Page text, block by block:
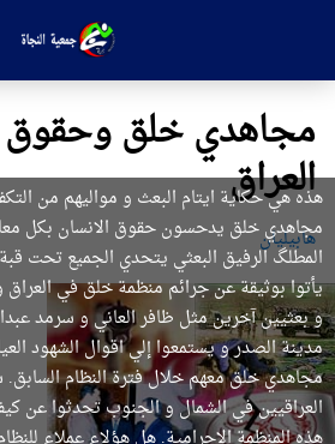
مجاهدي خلق وحقوق
العراق
هابیلیان
هذه هي حكاية ايتام البعث و مواليهم من
مجاهدي خلق يدحسون حقوق الانسان بكل
المطلگ الرفيق البعثي يتحدي الجميع تحت
يأتوا بوثيقة عن جرائم منظمة خلق في
و بعثيين آخرين مثل ظافر العاني و سرمد
مدينة الصدر و يستمعوا إلي اقوال الشهود
مجاهدي خلق معهم خلال فترة النظام
العراقيين في الشمال و الجنوب تحدثوا عن